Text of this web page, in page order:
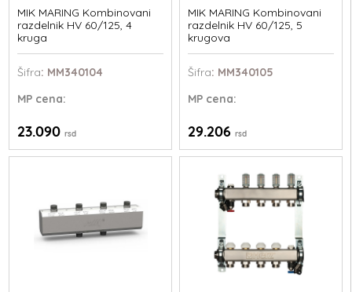
MIK MARING Kombinovani
razdelnik HV 60/125, 4
kruga
Šifra: MM340104
MP cena:
23.090rsd
MIK MARING Kombinovani
razdelnik HV 60/125, 5
krugova
Šifra: MM340105
MPcena:
29.206 rsd